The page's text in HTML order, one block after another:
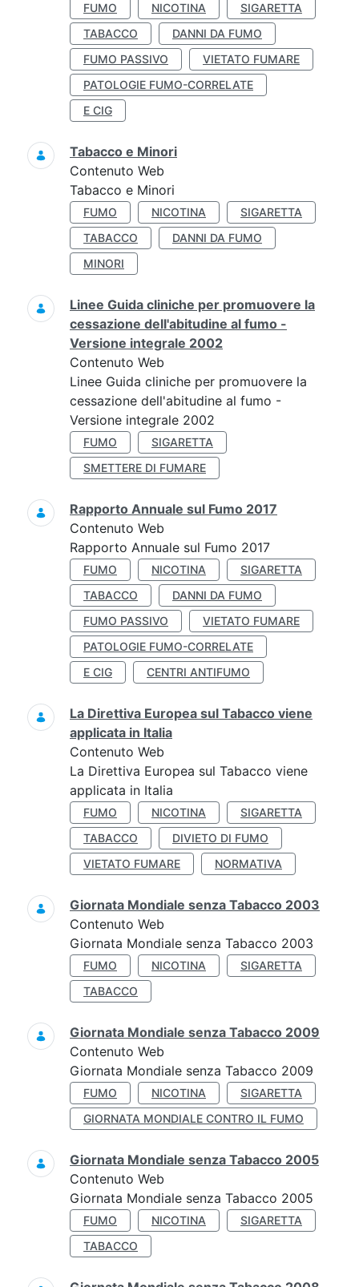
FUMO NICOTINA
SIGARETTA
TABACCO
DANNI DA FUMO
FUMO PASSIVO
VIETATO FUMARE
PATOLOGIE FUMO-CORRELATE
E CIG
Tabacco e Minori
Contenuto Web
Tabacco e Minori
FUMO NICOTINA
SIGARETTA
TABACCO
DANNI DA FUMO
MINORI
Linee Guida cliniche per promuovere la
cessazione dell'abitudine al fumo -
Versione integrale 2002
Contenuto Web
Linee Guida cliniche per promuovere la
cessazione dell'abitudine al fumo -
Versione integrale 2002
FUMO
SIGARETTA
SMETTERE DI FUMARE
Rapporto Annuale sul Fumo 2017
Contenuto Web
Rapporto Annuale sul Fumo 2017
FUMO NICOTINA
SIGARETTA
TABACCO
DANNI DA FUMO
FUMO PASSIVO
VIETATO FUMARE
PATOLOGIE FUMO-CORRELATE
E CIG
CENTRI ANTIFUMO
La Direttiva Europea sul Tabacco viene
applicata in Italia
Contenuto Web
La Direttiva Europea sul Tabacco viene
applicata in Italia
FUMO NICOTINA
SIGARETTA
TABACCO
DIVIETO DI FUMO
VIETATO FUMARE
NORMATIVA
Giornata Mondiale senza Tabacco 2003
Contenuto Web
Giornata Mondiale senza Tabacco 2003
FUMO NICOTINA
SIGARETTA
TABACCO
Giornata Mondiale senza Tabacco 2009
Contenuto Web
Giornata Mondiale senza Tabacco 2009
FUMO NICOTINA
SIGARETTA
GIORNATA MONDIALE CONTRO IL FUMO
Giornata Mondiale senza Tabacco 2005
Contenuto Web
Giornata Mondiale senza Tabacco 2005
FUMO NICOTINA
SIGARETTA
TABACCO